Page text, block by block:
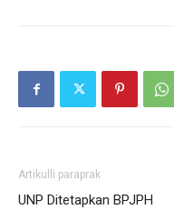
Artikulli paraprak
UNP Ditetapkan BPJPH